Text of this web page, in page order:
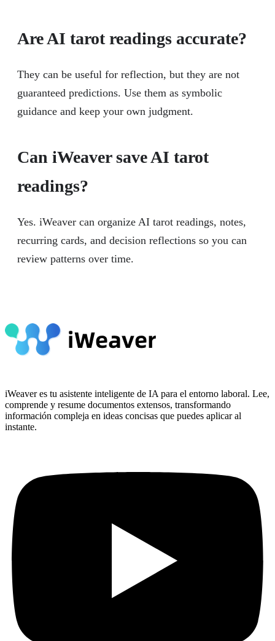
Are AI tarot readings accurate?
They can be useful for reflection, but they are not
guaranteed predictions. Use them as symbolic
guidance and keep your own judgment.
Can iWeaver save AI tarot
readings?
Yes. iWeaver can organize AI tarot readings, notes,
recurring cards, and decision reflections so you can
review patterns over time.
iWeaver es tu asistente inteligente de IA para el entorno laboral. Lee,
comprende y resume documentos extensos, transformando
información compleja en ideas concisas que puedes aplicar al
instante.